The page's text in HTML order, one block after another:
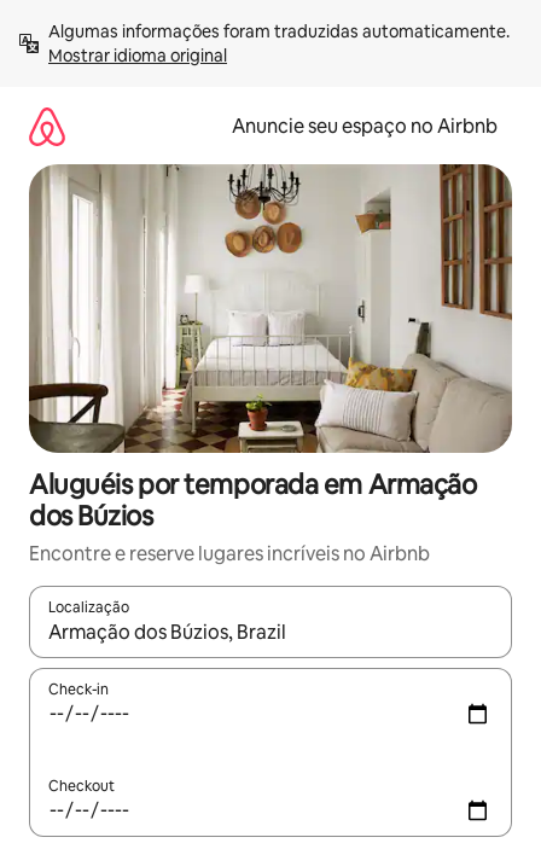
para
Mostrar idioma original
Anuncie seu espaço no Airbnb
Aluguéis por temporada em Armação
dos Búzios
Encontre e reserve lugares incríveis no Airbnb
Localização
Quando os resultados estiverem disponíveis, explore-os
Check-in
Checkout